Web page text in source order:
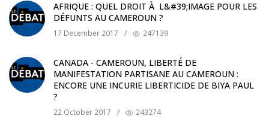
AFRIQUE : QUEL DROIT À L&#39;IMAGE POUR LES
DÉFUNTS AU CAMEROUN ?
17 December 2017 / 247139
CANADA - CAMEROUN, LIBERTÉ DE
MANIFESTATION PARTISANE AU CAMEROUN :
ENCORE UNE INCURIE LIBERTICIDE DE BIYA PAUL
?
22 October 2017 / 243274